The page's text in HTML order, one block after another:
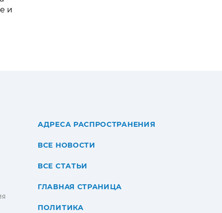
и
АДРЕСА РАСПРОСТРАНЕНИЯ
ВСЕ НОВОСТИ
ВСЕ СТАТЬИ
ГЛАВНАЯ СТРАНИЦА
ПОЛИТИКА